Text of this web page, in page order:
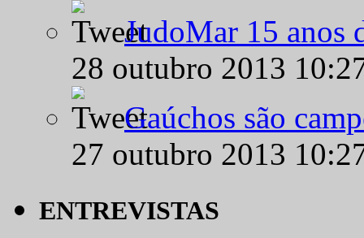
JudoMar 15 anos
28 outubro 2013
Gaúchos são
27 outubro 2013
ENTREVISTAS